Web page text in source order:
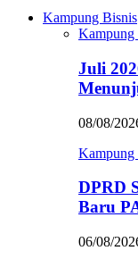
Kampung Bisnis
Kampung
Juli
08/08/
Kampung
DPRD
Baru
06/08/